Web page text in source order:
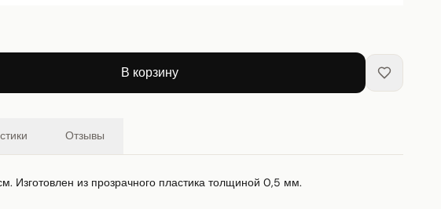
В корзину
Отзывы
Изготовлен из прозрачного пластика толщиной 0,5 мм.